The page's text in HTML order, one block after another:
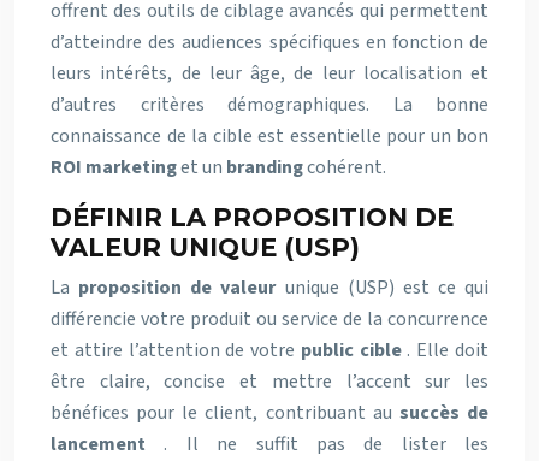
offrent des outils de ciblage avancés qui permettent
d’atteindre des audiences spécifiques en fonction de
leurs intérêts, de leur âge, de leur localisation et
d’autres critères démographiques. La bonne
connaissance de la cible est essentielle pour un bon
ROI marketinget un brandingcohérent.
DÉFINIR LA PROPOSITION DE
VALEUR UNIQUE (USP)
La proposition de valeur unique (USP) est ce qui
différencie votre produit ou service de la concurrence
et attire l’attention de votre public cible . Elle doit
être claire, concise et mettre l’accent sur les
bénéfices pour le client, contribuant au succès de
lancement . Il ne suffit pas de lister les